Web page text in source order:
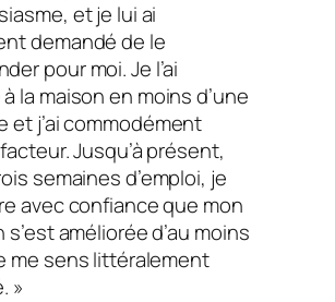
et je lui ai
demandé de le
pour moi. Je l’ai
la maison en moins d’une
et j’ai commodément
Jusqu’à présent,
semaines d’emploi, je
avec confiance que mon
améliorée d’au moins
me sens littéralement
»